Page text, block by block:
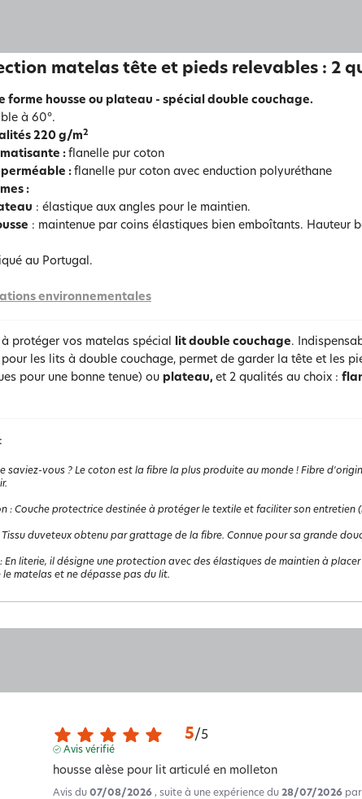
matelas tête et pieds relevables : 2
forme housse ou plateau - spécial double couchage.
à 60°.
220 g/m2
: flanelle pur coton
:flanelle pur coton avec enduction polyuréthane
:
: élastique aux angles pour le maintien.
: maintenue par coins élastiques bien emboîtants. Hauteur
au Portugal.
environnementales
à protéger vos matelas spécial lit double couchage.
pour les lits à double couchage, permet de garder la tête et les
pour une bonne tenue) ou plateau, et 2 qualités au choix :
saviez-vous ? Le coton est la fibre la plus produite au monde ! Fibre
: Couche protectrice destinée à protéger le textile et faciliter son entretien
Tissu duveteux obtenu par grattage de la fibre. Connue pour sa grande
: En literie, il désigne une protection avec des élastiques de maintien à
le matelas et ne dépasse pas du lit.
5/5
Avis vérifié
housse alèse pour lit articulé en molleton
Avis du07/08/2026 , suite à une expérience du28/07/2026